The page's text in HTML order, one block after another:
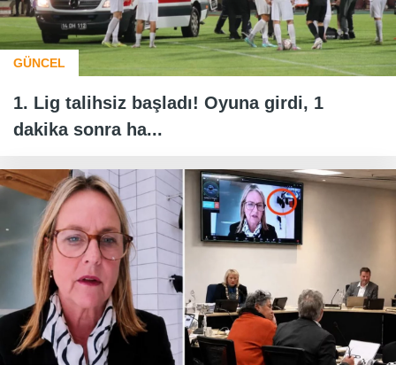
GÜNCEL
1. Lig talihsiz başladı! Oyuna girdi, 1
dakika sonra ha...